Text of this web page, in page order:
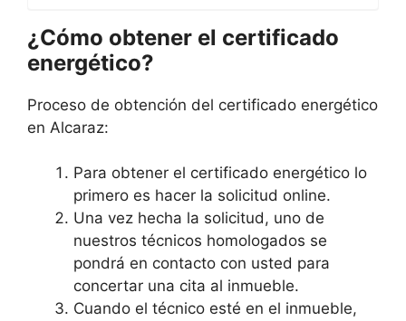
¿Cómo obtener el certificado
energético?
Proceso de obtención del certificado energético
en Alcaraz:
Para obtener el certificado energético lo
primero es hacer la solicitud online.
Una vez hecha la solicitud, uno de
nuestros técnicos homologados se
pondrá en contacto con usted para
concertar una cita al inmueble.
Cuando el técnico esté en el inmueble,